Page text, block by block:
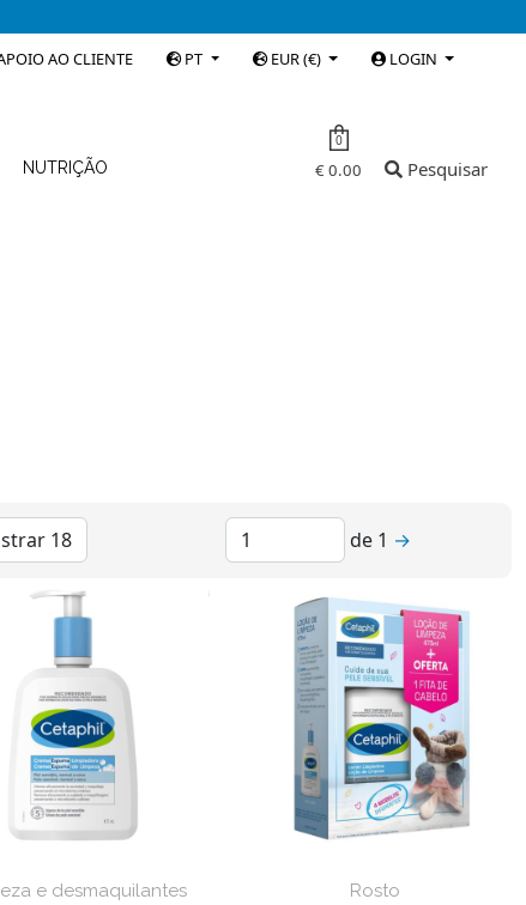
AO CLIENTE PT EUR (€) LOGIN
NUTRIÇÃO
0
€ 0.00 Pesquisar
de 1 →
e desmaquilantes Rosto